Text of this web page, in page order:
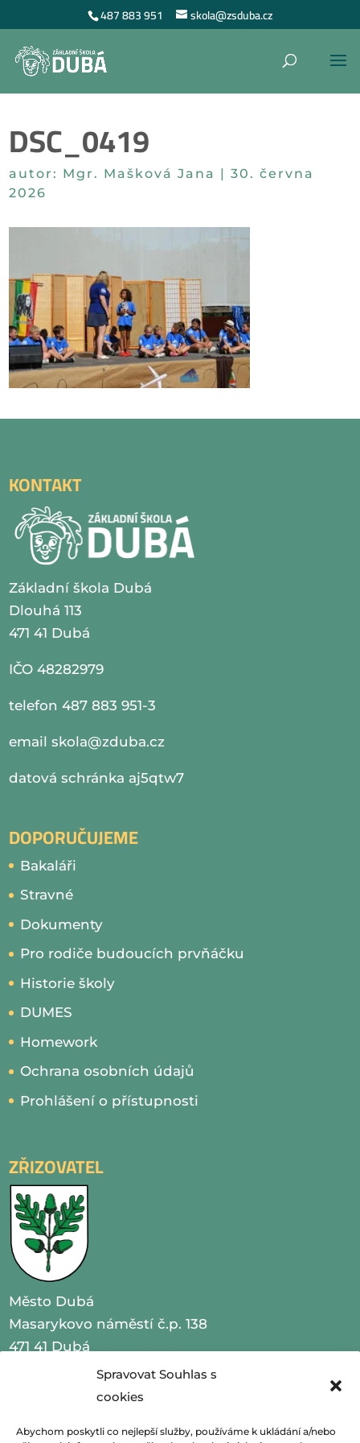
Spravovat Souhlas s
cookies
Abychom poskytli co nejlepší služby, používáme k ukládání a/nebo
487 883 951 skola@zsduba.cz
DSC_0419
autor: Mgr. Mašková Jana |30. června
2026
KONTAKT
Základní škola Dubá
Dlouhá 113
471 41 Dubá
IČO 48282979
telefon 487 883 951-3
emailskola@zduba.cz
datová schránka aj5qtw7
DOPORUČUJEME
Bakaláři
Stravné
Dokumenty
Pro rodiče budoucích prvňáčku
Historie školy
DUMES
Homework
Ochrana osobních údajů
Prohlášení o přístupnosti
ZŘIZOVATEL
Město Dubá
Masarykovo náměstí č.p. 138
471 41 Dubá
IČO 00260479